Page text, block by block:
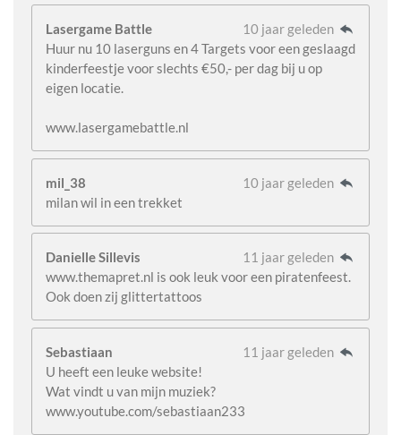
Lasergame Battle
10 jaar geleden
Huur nu 10 laserguns en 4 Targets voor een geslaagd
kinderfeestje voor slechts €50,- per dag bij u op
eigen locatie.
www.lasergamebattle.nl
mil_38
10 jaar geleden
milan wil in een trekket
Danielle Sillevis
11 jaar geleden
www.themapret.nl is ook leuk voor een piratenfeest.
Ook doen zij glittertattoos
Sebastiaan
11 jaar geleden
U heeft een leuke website!
Wat vindt u van mijn muziek?
www.youtube.com/sebastiaan233